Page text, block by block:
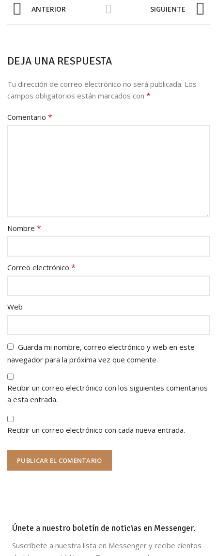
ANTERIOR SIGUIENTE
DEJA UNA RESPUESTA
Tu dirección de correo electrónico no será publicada. Los
campos obligatorios están marcados con *
Comentario *
Nombre *
Correo electrónico *
Web
Guarda mi nombre, correo electrónico y web en este
navegador para la próxima vez que comente.
Recibir un correo electrónico con los siguientes comentarios
a esta entrada.
Recibir un correo electrónico con cada nueva entrada.
Únete a nuestro boletín de noticias en Messenger.
Suscríbete a nuestra lista en Messenger y recibe cientos